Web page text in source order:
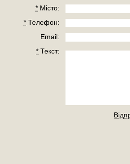
* Місто:
* Телефон:
Email:
* Текст: